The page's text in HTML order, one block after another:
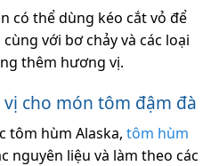
có thể dùng kéo cắt vỏ để
với bơ chảy và các loại
thêm hương vị.
cho món tôm đậm đà
tôm hùm Alaska, tôm hùm
nguyên liệu và làm theo các